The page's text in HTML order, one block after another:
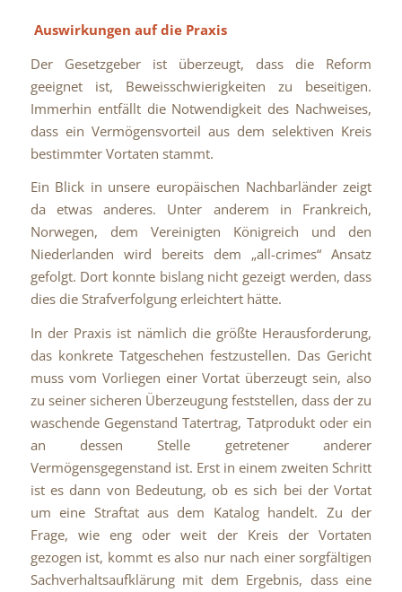
Auswirkungen auf die Praxis
Der Gesetzgeber ist überzeugt, dass die Reform
geeignet ist, Beweisschwierigkeiten zu beseitigen.
Immerhin entfällt die Notwendigkeit des Nachweises,
dass ein Vermögensvorteil aus dem selektiven Kreis
bestimmter Vortaten stammt.
Ein Blick in unsere europäischen Nachbarländer zeigt
da etwas anderes. Unter anderem in Frankreich,
Norwegen, dem Vereinigten Königreich und den
Niederlanden wird bereits dem „all-crimes“ Ansatz
gefolgt. Dort konnte bislang nicht gezeigt werden, dass
dies die Strafverfolgung erleichtert hätte.
In der Praxis ist nämlich die größte Herausforderung,
das konkrete Tatgeschehen festzustellen. Das Gericht
muss vom Vorliegen einer Vortat überzeugt sein, also
zu seiner sicheren Überzeugung feststellen, dass der zu
waschende Gegenstand Tatertrag, Tatprodukt oder ein
an dessen Stelle getretener anderer
Vermögensgegenstand ist. Erst in einem zweiten Schritt
ist es dann von Bedeutung, ob es sich bei der Vortat
um eine Straftat aus dem Katalog handelt. Zu der
Frage, wie eng oder weit der Kreis der Vortaten
gezogen ist, kommt es also nur nach einer sorgfältigen
Sachverhaltsaufklärung mit dem Ergebnis, dass eine